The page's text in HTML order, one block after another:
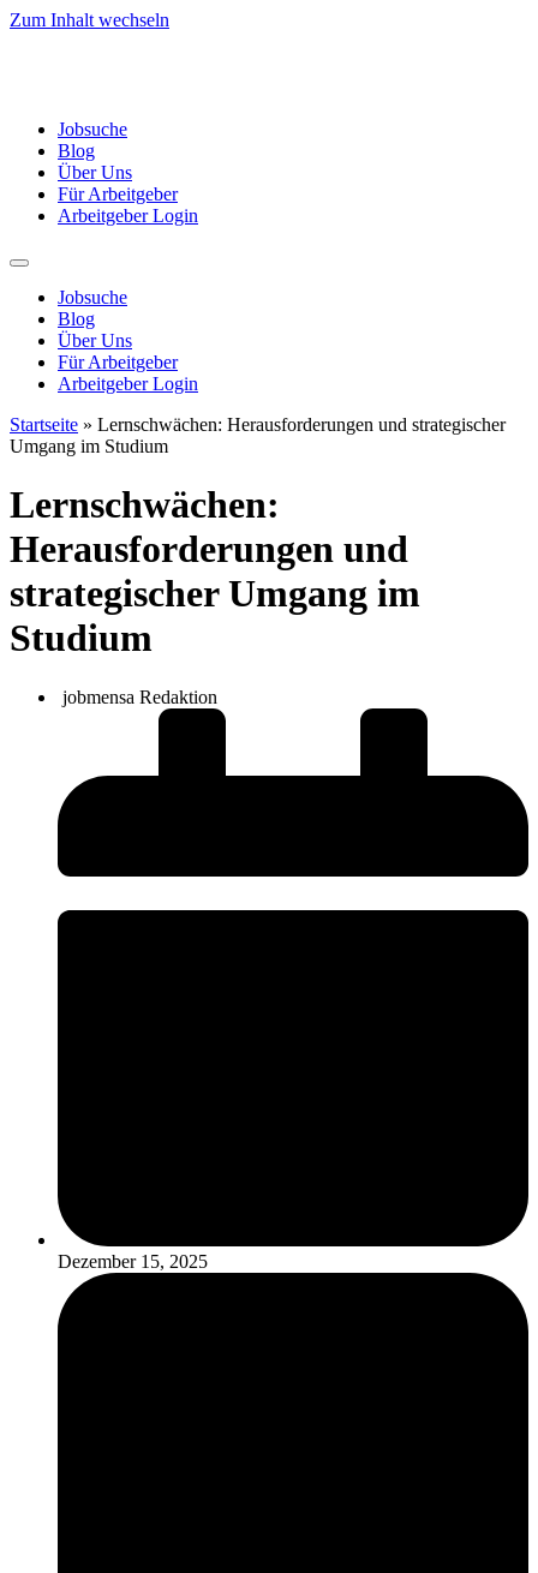
Zum Inhalt wechseln
Jobsuche
Blog
Über Uns
Für Arbeitgeber
Arbeitgeber Login
Jobsuche
Blog
Über Uns
Für Arbeitgeber
Arbeitgeber Login
Startseite » Lernschwächen: Herausforderungen und strategischer
Umgang im Studium
Lernschwächen:
Herausforderungen und
strategischer Umgang im
Studium
jobmensa Redaktion
Dezember 15, 2025